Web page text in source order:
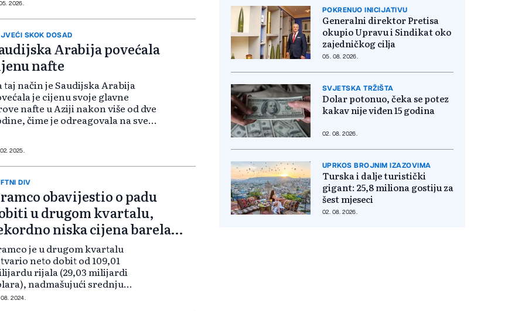
u odnosu na prethod...
2026.
SKOK DOSAD
Arabija povećala
nafte
taj način je Saudijska Arabija
je cijenu svoje glavne
nafte u Aziji nakon više od dve
čime je odreagovala na sve
je veće od dva dol...
2025.
DIV
obavijestio o padu
u drugom kvartalu,
niska cijena barela
od januara
je u drugom kvartalu
neto dobit od 109,01
rijala (29,03 milijardi
nadmašujući srednju
kompanije od od 27,7
2024.
POKRENUO INICIJATIVU
Generalni direktor Pretisa
okupio Upravu i Sindikat oko
zajedničkog cilja
05. 08. 2026.
SVJETSKA TRŽIŠTA
Dolar potonuo, čeka se potez
kakav nije viđen 15 godina
02. 08. 2026.
UPRKOS BROJNIM IZAZOVIMA
Turska i dalje turistički
gigant: 25,8 miliona gostiju za
šest mjeseci
02. 08. 2026.